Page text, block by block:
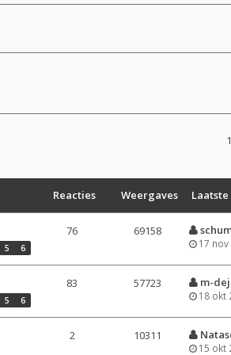
Reacties Weergaves
5 6
76 69158
17 nov
5 6
83 57723 m-
18 okt
2 10311
15 okt